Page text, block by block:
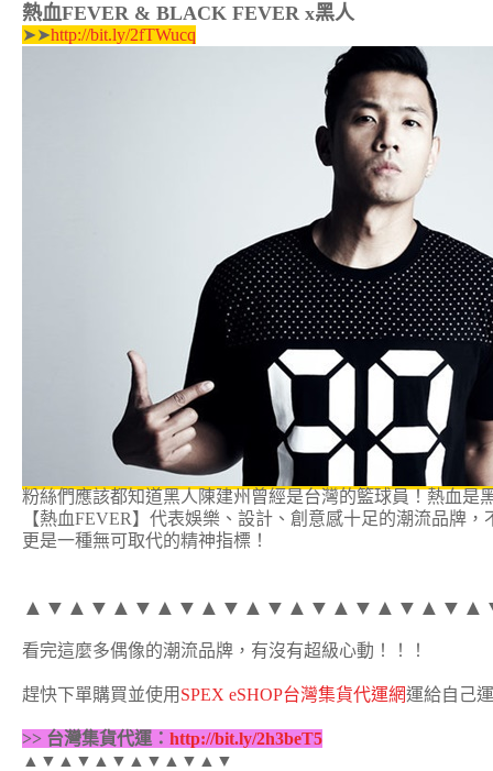
熱血FEVER & BLACK FEVER x黑人
➤➤http://bit.ly/2fTWucq
粉絲們應該都知道黑人陳建州曾經是台灣的籃球員！熱血是
【熱血FEVER】代表娛樂、設計、創意感十足的潮流品牌
更是一種無可取代的精神指標！
看完這麼多偶像的潮流品牌，有沒有超級心動！！！
趕快下單購買並使用 SPEX eSHOP台灣集貨代運網運給自己
>> 台灣集貨代運： http://bit.ly/2h3beT5
▲▼▲▼▲▼▲▼▲▼▲▼